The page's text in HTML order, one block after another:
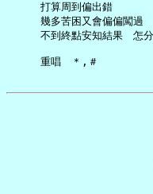
     打算周到偏出錯
     幾多苦困又會偏偏闖過
不到終點安知結果　怎